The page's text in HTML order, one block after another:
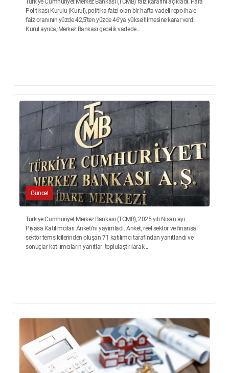
Türkiye Cumhuriyet Merkez Bankası (TCMB) faiz kararını açıkladı. Para
Politikası Kurulu (Kurul), politika faizi olan bir hafta vadeli repo ihale
faiz oranının yüzde 42,5’ten yüzde 46’ya yükseltilmesine karar verdi.
Kurul ayrıca, Merkez Bankası gecelik vadede...
Güncel
Türkiye Cumhuriyet Merkez Bankası (TCMB), 2025 yılı Nisan ayı
Piyasa Katılımcıları Anketi’ni yayımladı. Anket, reel sektör ve finansal
sektör temsilcilerinden oluşan 71 katılımcı tarafından yanıtlandı ve
sonuçlar katılımcıların yanıtları toplulaştırılarak...